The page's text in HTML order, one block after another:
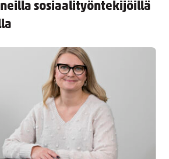
sosiaalityöntekijöillä